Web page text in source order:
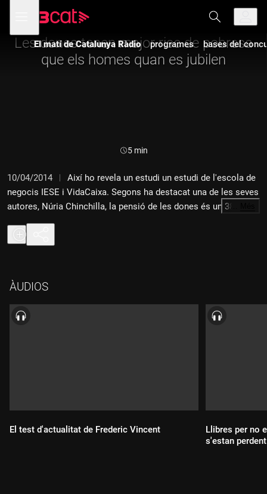
navegació
principal
menú
de
El matí de Catalunya Ràdio programes bases del
Les dones tenen major risc de pobresa
que els homes quan es jubilen
Durada:
5 min
10/04/2014
Així ho revela un estudi un estudi de l'escola de
negocis IESE i VidaCaixa. Segons ha destacat una de les seves
autores, Núria Chinchilla, la pensió de les dones és un 38 per
cent inferior a la dels homes, segons aquest informe. Això
s'explica perquè les dones dediquen més temps als fills i a la
família, acaben treballant menys anys o amb jornada reduïda,
dones espanyoles han cotitzat de mitjana 13 anys, la més baixa
d'Europa.
…
ÀUDIOS
El test d'actualitat de Frederic Vincent
Llibres per no
s'estan perdent